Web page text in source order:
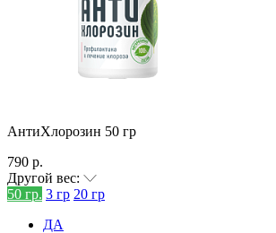
АнтиХлорозин 50 гр
790 р.
Другой вес:
50 гр. 3 гр 20 гр
ДА